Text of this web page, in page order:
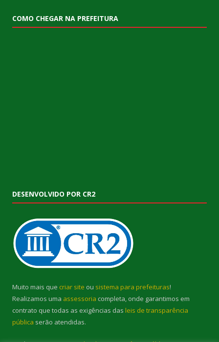
COMO CHEGAR NA PREFEITURA
DESENVOLVIDO POR CR2
Muito mais que criar site ou sistema para prefeituras!
Realizamos uma assessoria completa, onde garantimos em
contrato que todas as exigências das leis de transparência
pública serão atendidas.